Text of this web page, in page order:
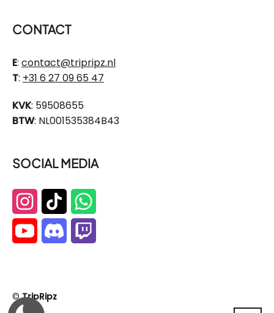
CONTACT
E: contact@tripripz.nl
T: +31 6 27 09 65 47
KVK: 59508655
BTW: NL001535384B43
SOCIAL MEDIA
©TripRipz